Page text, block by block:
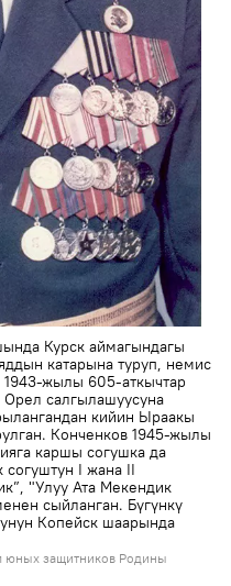
Курск аймагындагы
катарына туруп, немис
жылы 605-аткычтар
салгылашуусуна
кийин Ыраакы
Конченков 1945-жылы
каршы согушка да
согуштун I жана II
"Улуу Ата Мекендик
сыйланган. Бүгүнкү
Копейск шаарында
юных защитников Родины